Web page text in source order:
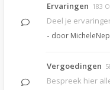
Ervaringen 183
Deel je
- door MicheleNep
Vergoedingen
Bespreek hier